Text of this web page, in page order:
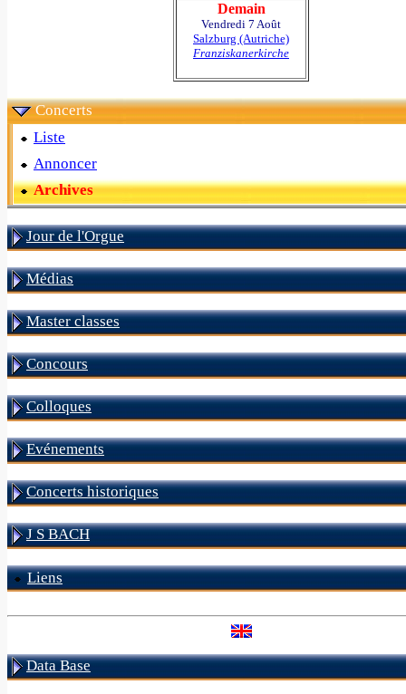
Demain
Vendredi 7 Août
Salzburg (Autriche)
Franziskanerkirche
Concerts
Liste
Annoncer
Archives
Jour de l'Orgue
Médias
Master classes
Concours
Colloques
Evénements
Concerts historiques
J S BACH
Liens
Data Base